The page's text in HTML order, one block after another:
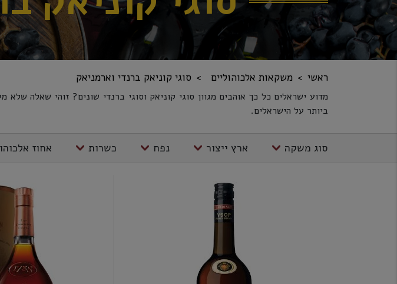
ראשי משקאות אלכוהוליים סוגי קוניאק ברנדי וארמניאק
מדוע ישראלים כל כך אוהבים מגוון סוגי קוניאק וסוגי ברנדי שונים? זוהי שאלה
ביותר על הישראלים.
סוג משקה ארץ ייצור נפח כשרות אחוז